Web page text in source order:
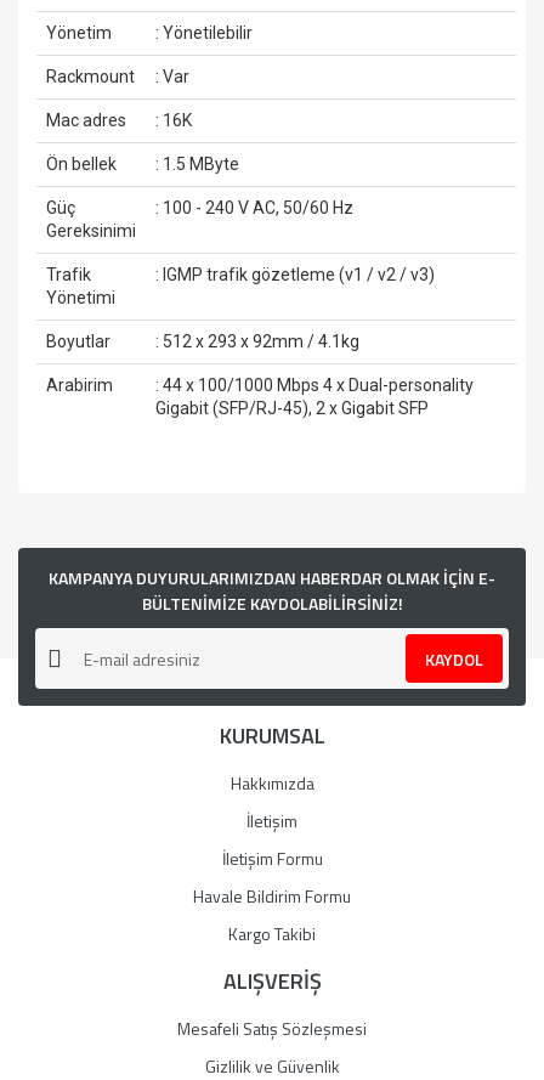
Yönetim : Yönetilebilir
Rackmount : Var
Mac adres : 16K
Ön bellek : 1.5 MByte
Güç
Gereksinimi
: 100 - 240 V AC, 50/60 Hz
Trafik
Yönetimi
: IGMP trafik gözetleme (v1 / v2 / v3)
Boyutlar : 512 x 293 x 92mm / 4.1kg
Arabirim
: 44 x 100/1000 Mbps 4 x Dual-personality
Gigabit (SFP/RJ-45), 2 x Gigabit SFP
kullanarak tarafımıza iletebilirsiniz.
Görüş ve önerileriniz için teşekkür ederiz.
Ürün resmi kalitesiz, bozuk veya görüntülenemiyor.
Ürün açıklamasında eksik bilgiler bulunuyor.
Ürün bilgilerinde hatalar bulunuyor.
Ürün fiyatı diğer sitelerden daha pahalı.
Gönder
KAMPANYA DUYURULARIMIZDAN HABERDAR OLMAK İÇİN E-
BÜLTENİMİZE KAYDOLABİLİRSİNİZ!
KAYDOL
KURUMSAL
Hakkımızda
İletişim
İletişim Formu
Havale Bildirim Formu
Kargo Takibi
ALIŞVERİŞ
Mesafeli Satış Sözleşmesi
Gizlilik ve Güvenlik